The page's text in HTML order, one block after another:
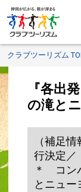
クラブツーリズム
『各出
の滝と
（補足
行決定
＊ コン
とニュー